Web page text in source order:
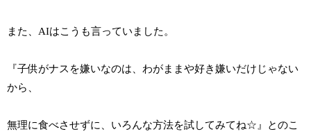
また、AIはこうも言っていました。
『子供がナスを嫌いなのは、わがままや好き嫌いだけじゃない
から、
無理に食べさせずに、いろんな方法を試してみてね☆』とのこ